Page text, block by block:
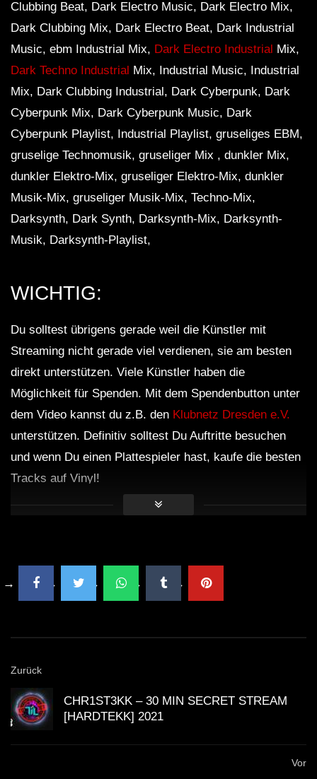
Clubbing Beat, Dark Electro Music, Dark Electro Mix,
Dark Clubbing Mix, Dark Electro Beat, Dark Industrial
Music, ebm Industrial Mix, Dark Electro Industrial Mix,
Dark Techno Industrial Mix, Industrial Music, Industrial
Mix, Dark Clubbing Industrial, Dark Cyberpunk, Dark
Cyberpunk Mix, Dark Cyberpunk Music, Dark
Cyberpunk Playlist, Industrial Playlist, gruseliges EBM,
gruselige Technomusik, gruseliger Mix , dunkler Mix,
dunkler Elektro-Mix, gruseliger Elektro-Mix, dunkler
Musik-Mix, gruseliger Musik-Mix, Techno-Mix,
Darksynth, Dark Synth, Darksynth-Mix, Darksynth-
Musik, Darksynth-Playlist,
WICHTIG:
Du solltest übrigens gerade weil die Künstler mit
Streaming nicht gerade viel verdienen, sie am besten
direkt unterstützen. Viele Künstler haben die
Möglichkeit für Spenden. Mit dem Spendenbutton unter
dem Video kannst du z.B. den Klubnetz Dresden e.V.
unterstützen. Definitiv solltest Du Auftritte besuchen
und wenn Du einen Plattespieler hast, kaufe die besten
Tracks auf Vinyl!
Zurück
CHR1ST3KK – 30 MIN SECRET STREAM
[HARDTEKK] 2021
Vor